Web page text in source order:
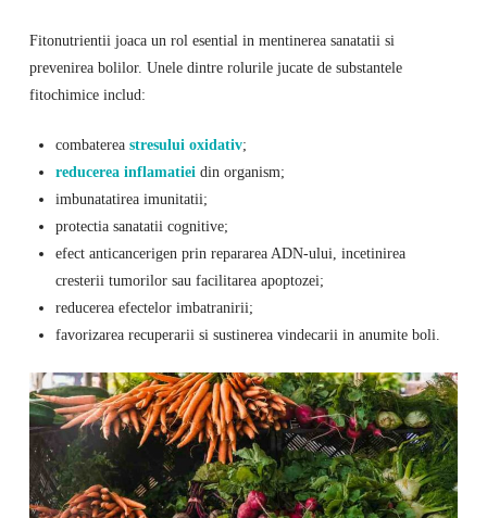
Fitonutrientii joaca un rol esential in mentinerea sanatatii si
prevenirea bolilor. Unele dintre rolurile jucate de substantele
fitochimice includ:
combaterea stresului oxidativ;
reducerea inflamatiei din organism;
imbunatatirea imunitatii;
protectia sanatatii cognitive;
efect anticancerigen prin repararea ADN-ului, incetinirea
cresterii tumorilor sau facilitarea apoptozei;
reducerea efectelor imbatranirii;
favorizarea recuperarii si sustinerea vindecarii in anumite boli.